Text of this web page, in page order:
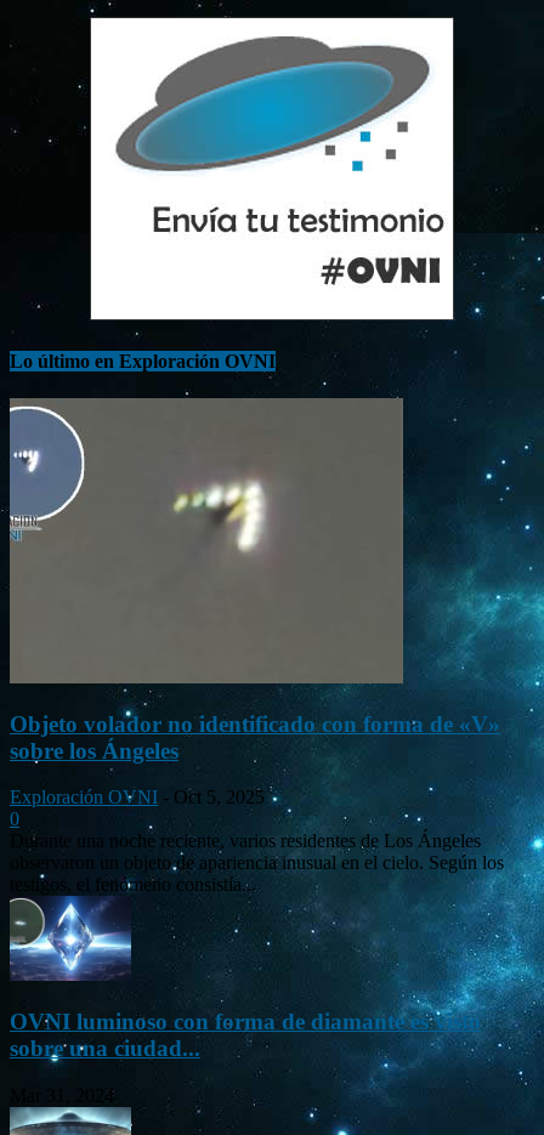
Lo último en Exploración OVNI
Objeto volador no identificado con forma de «V»
sobre los Ángeles
Exploración OVNI - Oct 5, 2025
0
Durante una noche reciente, varios residentes de Los Ángeles
observaron un objeto de apariencia inusual en el cielo. Según los
testigos, el fenómeno consistía...
OVNI luminoso con forma de diamante es visto
sobre una ciudad...
Mar 31, 2024